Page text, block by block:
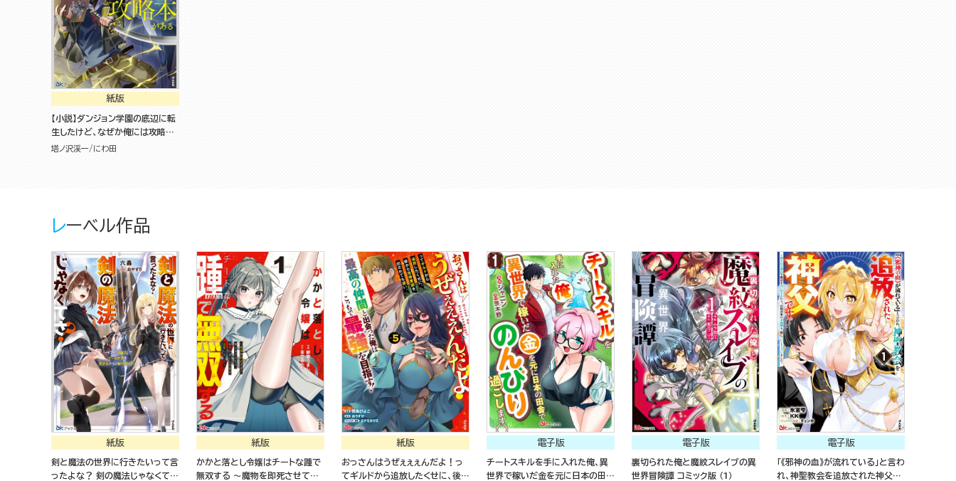
紙版
【小説】ダンジョン学園の底辺に転
生したけど、なぜか俺には攻略本
がある
塔ノ沢渓一 にわ田
レーベル作品
紙版
剣と魔法の世界に行きたいって言
ったよな？ 剣の魔法じゃなくて
紙版
かかと落とし令嬢はチートな踵で
無双する ～魔物を即死させて楽
紙版
おっさんはうぜぇぇぇんだよ！っ
てギルドから追放したくせに、後か
電子版
チートスキルを手に入れた俺、異
世界で稼いだ金を元に日本の田舎
電子版
裏切られた俺と魔紋スレイブの異
世界冒険譚 コミック版 （1）
電子版
「《邪神の血》が流れている」と言わ
れ、神聖教会を追放された神父で